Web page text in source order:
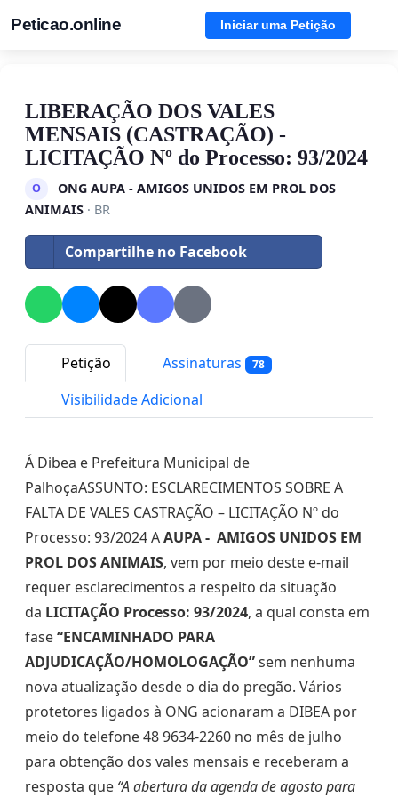
Peticao.online Iniciar uma Petição
LIBERAÇÃO DOS VALES
MENSAIS (CASTRAÇÃO) -
LICITAÇÃO Nº do Processo: 93/2024
O
ONG AUPA - AMIGOS UNIDOS EM PROL DOS
ANIMAIS · BR
Compartilhe no Facebook
Petição Assinaturas 78
Visibilidade Adicional
Á Dibea e Prefeitura Municipal de
PalhoçaASSUNTO: ESCLARECIMENTOS SOBRE A
FALTA DE VALES CASTRAÇÃO – LICITAÇÃO Nº do
Processo: 93/2024 AAUPA - AMIGOS UNIDOS EM
PROL DOS ANIMAIS, vem por meio deste e-mail
requer esclarecimentos a respeito da situação
da LICITAÇÃO Processo: 93/2024, a qual consta em
fase“ENCAMINHADO PARA
ADJUDICAÇÃO/HOMOLOGAÇÃO”sem nenhuma
nova atualização desde o dia do pregão. Vários
protetores ligados à ONG acionaram a DIBEA por
meio do telefone 48 9634-2260 no mês de julho
para obtenção dos vales mensais e receberam a
resposta que “A abertura da agenda de agosto para